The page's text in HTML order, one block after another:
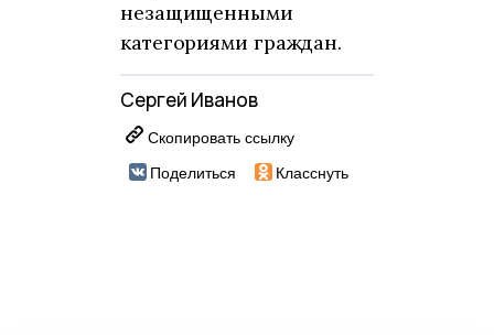
незащищенными
категориями граждан.
Сергей Иванов
Скопировать ссылку
Поделиться
Класснуть